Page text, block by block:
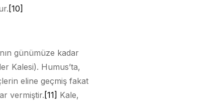
[10]
günümüze kadar
Kalesi). Humus’ta,
eline geçmiş fakat
vermiştir.[11] Kale,